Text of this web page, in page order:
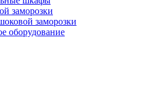
заморозки
заморозки
оборудование